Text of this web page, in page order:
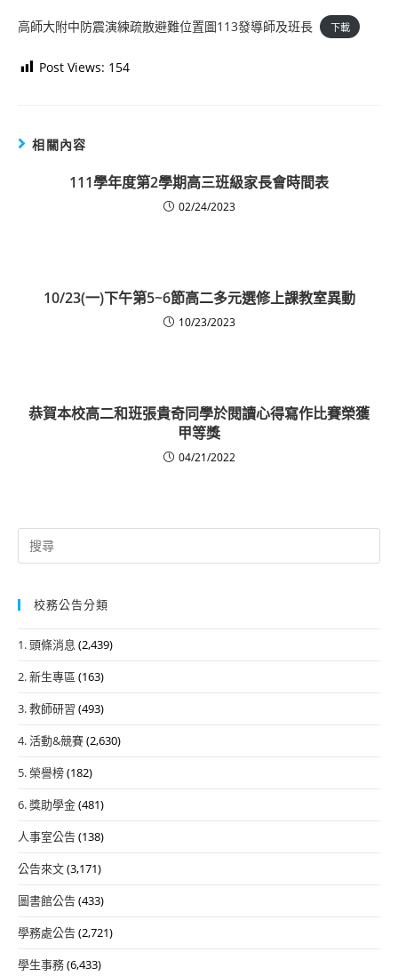
高師大附中防震演練疏散避難位置圖113發導師及班長 下載
Post Views: 154
相關內容
111學年度第2學期高三班級家長會時間表
02/24/2023
10/23(一)下午第5~6節高二多元選修上課教室異動
10/23/2023
恭賀本校高二和班張貴奇同學於閱讀心得寫作比賽榮獲
甲等獎
04/21/2022
Search
for:
校務公告分類
1. 頭條消息 (2,439)
2. 新生專區 (163)
3. 教師研習 (493)
4. 活動&競賽(2,630)
5. 榮譽榜(182)
6. 獎助學金(481)
人事室公告(138)
公告來文(3,171)
圖書館公告(433)
學務處公告(2,721)
學生事務(6,433)